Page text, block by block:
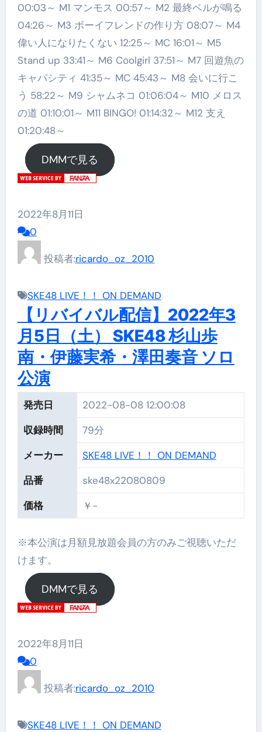
00:03～ M1 マンモス 00:57～ M2 最終ベルが鳴る
04:26～ M3 ボーイフレンドの作り方 08:07～ M4
偉い人になりたくない 12:25～ MC 16:01～ M5
Stand up 33:41～ M6 Coolgirl 37:51～ M7 回遊魚の
キャパシティ 41:35～ MC 45:43～ M8 会いに行こ
う 58:22～ M9 シャムネコ 01:06:04～ M10 メロス
の道 01:10:01～ M11 BINGO! 01:14:32～ M12 支え
01:20:48～
DMMで見る
2022年8月11日
0
投稿者:ricardo_oz_2010
SKE48 LIVE！！ ON DEMAND
【リバイバル配信】2022年3
月5日（土） SKE48 杉山歩
南・伊藤実希・澤田奏音 ソロ
公演
発売日
2022-08-08 12:00:08
収録時間
79分
メーカー
SKE48 LIVE！！ ON DEMAND
品番
ske48x22080809
価格
￥-
※本公演は月額見放題会員の方のみご視聴いただ
けます。
DMMで見る
2022年8月11日
0
投稿者:ricardo_oz_2010
SKE48 LIVE！！ ON DEMAND